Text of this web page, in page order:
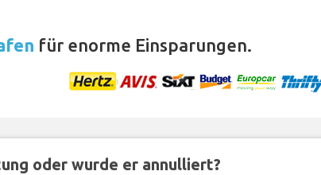
für enorme Einsparungen.
oder wurde er annulliert?